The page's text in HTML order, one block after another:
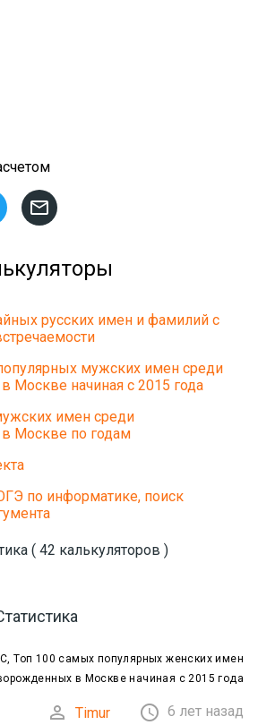

русских имен и фамилий с
мужских имен среди
Москве начиная с 2015 года
имен среди
Москве по годам
по информатике, поиск
( 42 калькуляторов )
Топ 100 самых популярных женских имен
в Москве начиная с 2015 года
 Timur  6 лет назад